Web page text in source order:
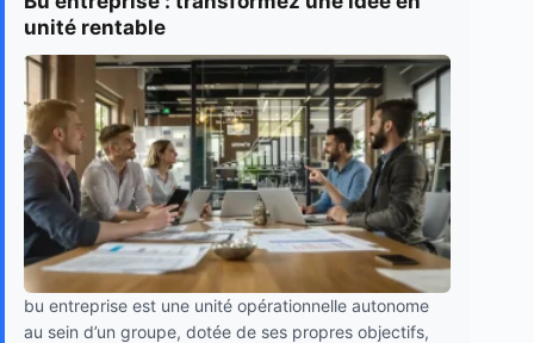
unité rentable
bu entreprise est une unité opérationnelle autonome
au sein d’un groupe, dotée de ses propres objectifs,